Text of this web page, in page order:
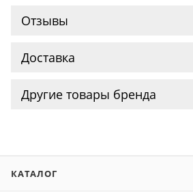
Отзывы
Доставка
Другие товары бренда
КАТАЛОГ